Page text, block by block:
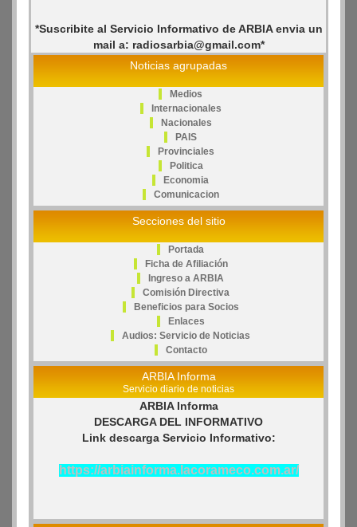
*Suscribite al Servicio Informativo de ARBIA envia un
mail a: radiosarbia@gmail.com*
Noticias agrupadas
Medios
Internacionales
Nacionales
PAIS
Provinciales
Politica
Economia
Comunicacion
Secciones del sitio
Portada
Ficha de Afiliación
Ingreso a ARBIA
Comisión Directiva
Beneficios para Socios
Enlaces
Audios: Servicio de Noticias
Contacto
ARBIA Informa
Servicio diario de noticias
ARBIA Informa
DESCARGA DEL INFORMATIVO
Link descarga Servicio Informativo:
https://arbiainforma.lacorameco.com.ar/